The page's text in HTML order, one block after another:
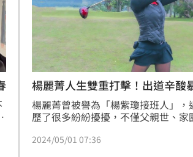
楊麗菁人生雙重打擊！出道辛酸
楊麗菁曾被譽為「楊紫瓊接班人」，
歷了很多紛紛擾擾，不僅父親世、家
名之路也同樣充滿了艱辛與淚水，她
2024/05/01 07:36